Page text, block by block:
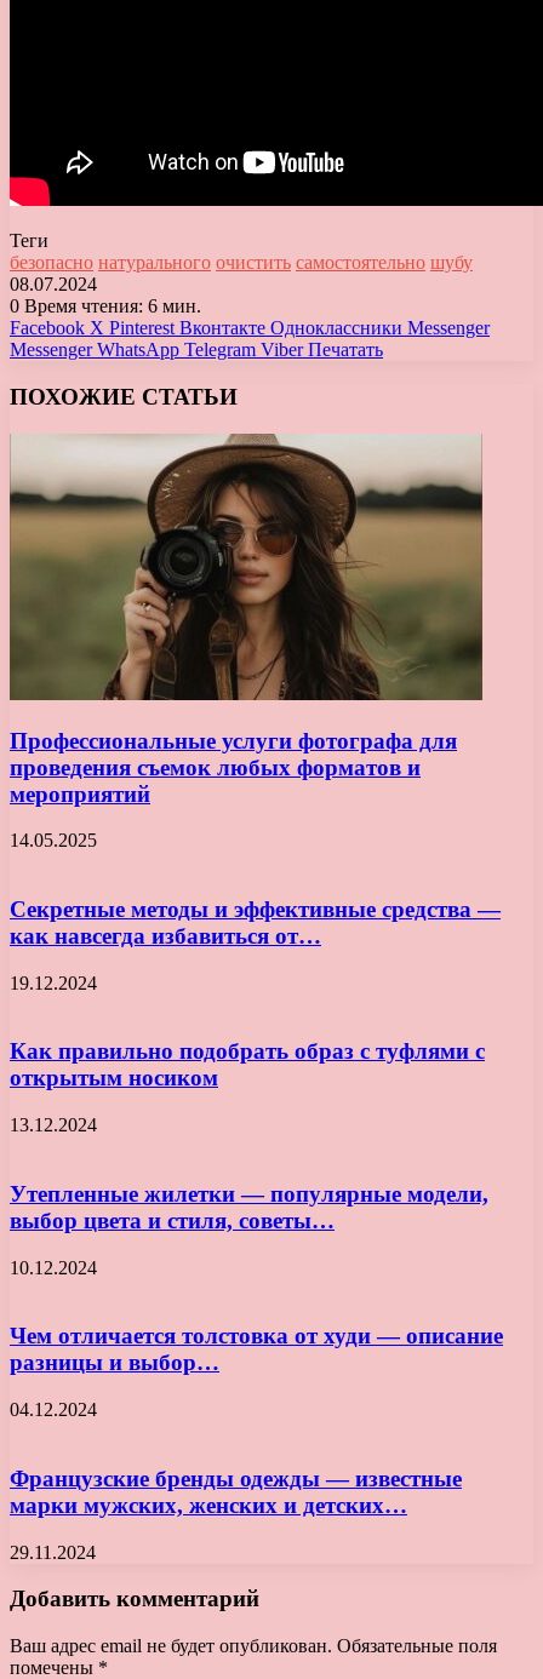
Теги
безопасно натурального очистить самостоятельно шубу
08.07.2024
0 Время чтения: 6 мин.
Facebook X Pinterest Вконтакте Одноклассники Messenger
Messenger WhatsApp Telegram Viber Печатать
ПОХОЖИЕ СТАТЬИ
Профессиональные услуги фотографа для
проведения съемок любых форматов и
мероприятий
14.05.2025
Секретные методы и эффективные средства —
как навсегда избавиться от…
19.12.2024
Как правильно подобрать образ с туфлями с
открытым носиком
13.12.2024
Утепленные жилетки — популярные модели,
выбор цвета и стиля, советы…
10.12.2024
Чем отличается толстовка от худи — описание
разницы и выбор…
04.12.2024
Французские бренды одежды — известные
марки мужских, женских и детских…
29.11.2024
Добавить комментарий
Ваш адрес email не будет опубликован. Обязательные поля
помечены *